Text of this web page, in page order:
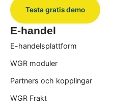
Testa gratis demo
E-handel
E-handelsplattform
WGR moduler
Partners och kopplingar
WGR Frakt